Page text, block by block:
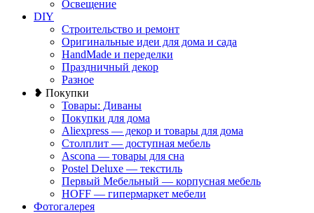
Освещение
DIY
Строительство и ремонт
Оригинальные идеи для дома и сада
HandMade и переделки
Праздничный декор
Разное
❥ Покупки
Товары: Диваны
Покупки для дома
Aliexpress — декор и товары для дома
Столплит — доступная мебель
Ascona — товары для сна
Postel Deluxe — текстиль
Первый Мебельный — корпусная мебель
HOFF — гипермаркет мебели
Фотогалерея